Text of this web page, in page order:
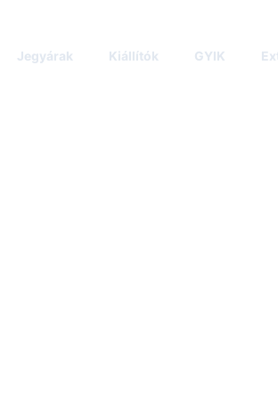
Jegyárak Kiállítók GYIK